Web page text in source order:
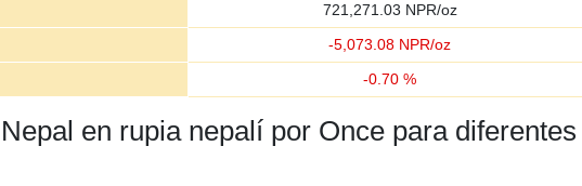
721,271.03 NPR/oz
-5,073.08 NPR/oz
-0.70 %
en rupia nepalí por Once para diferentes